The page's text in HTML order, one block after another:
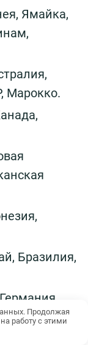
Ямайка,
Марокко.
Бразилия,
Продолжая
работу с этими